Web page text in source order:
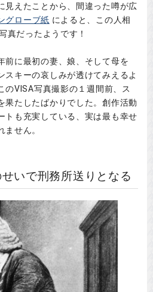
見えたことから、間違った噂が広
グローブ紙 によると、この人相
真だったようです！
前に最初の妻、娘、そして母を
スキーの哀しみが透けてみえるよ
のVISA写真撮影の１週間前、ス
果たしたばかりでした。創作活動
トも充実している、実は最も幸せ
ません。
いで刑務所送りとなる